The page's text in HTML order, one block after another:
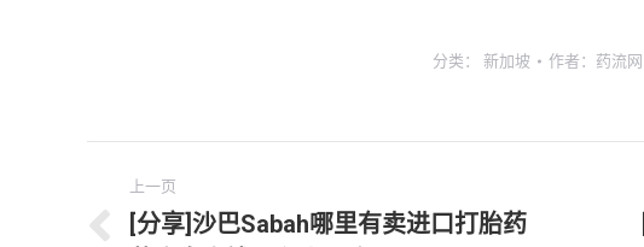
分类： 新加坡 作者： 药流网
章
上一页
上
[分享]沙巴Sabah哪里有卖进口打胎药